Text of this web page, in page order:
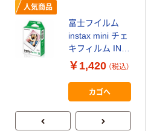
人気商品
富士フイルム
instax mini チェ
キフィルム INS
MINI JP1 1パッ
ク（10枚入り）
￥1,420 （税込）
カゴへ